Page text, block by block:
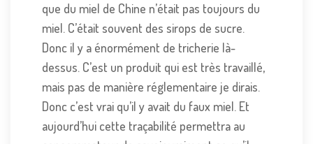
que du miel de Chine n’était pas toujours du
miel. C’était souvent des sirops de sucre.
Donc il y a énormément de tricherie là-
dessus. C’est un produit qui est très travaillé,
mais pas de manière réglementaire je dirais.
Donc c’est vrai qu’il y avait du faux miel. Et
aujourd’hui cette traçabilité permettra au